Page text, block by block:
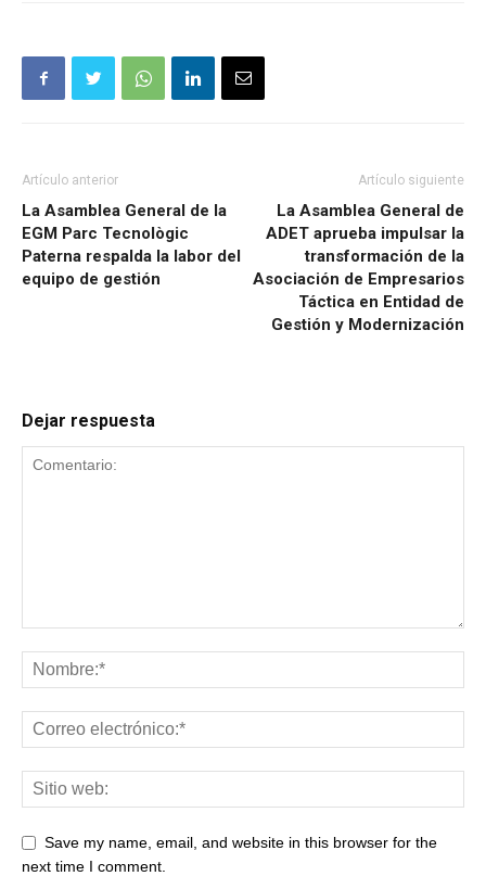
Artículo anterior
La Asamblea General de la
EGM Parc Tecnològic
Paterna respalda la labor del
equipo de gestión
Artículo siguiente
La Asamblea General de
ADET aprueba impulsar la
transformación de la
Asociación de Empresarios
Táctica en Entidad de
Gestión y Modernización
Dejar respuesta
Save my name, email, and website in this browser for the
next time I comment.